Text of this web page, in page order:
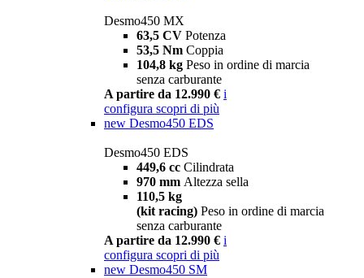
Desmo450 MX
63,5 CV Potenza
53,5 Nm Coppia
104,8 kg Peso in ordine di marcia
senza carburante
A partire da 12.990 € i
configura scopri di più
new Desmo450 EDS
Desmo450 EDS
449,6 cc Cilindrata
970 mm Altezza sella
110,5 kg
(kit racing) Peso in ordine di marcia
senza carburante
A partire da 12.990 € i
configura scopri di più
new Desmo450 SM